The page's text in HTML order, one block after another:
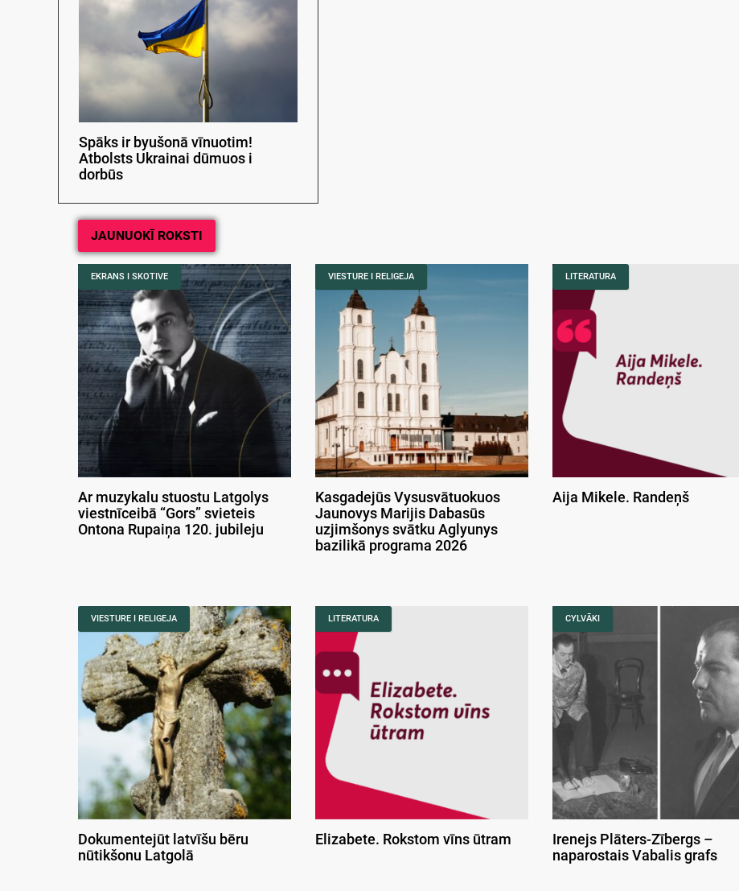
Spāks ir byušonā vīnuotim!
Atbolsts Ukrainai dūmuos i
dorbūs
JAUNUOKĪ ROKSTI
EKRANS I SKOTIVE
Ar muzykalu stuostu Latgolys
viestnīceibā “Gors” svieteis
Ontona Rupaiņa 120. jubileju
VIESTURE I RELIGEJA
Kasgadejūs Vysusvātuokuos
Jaunovys Marijis Dabasūs
uzjimšonys svātku Aglyunys
bazilikā programa 2026
LITERATURA
Aija Mikele. Randeņš
VIESTURE I RELIGEJA
Dokumentejūt latvīšu bēru
nūtikšonu Latgolā
LITERATURA
Elizabete. Rokstom vīns ūtram
CYLVĀKI
Irenejs Plāters-Zībergs –
naparostais Vabalis grafs